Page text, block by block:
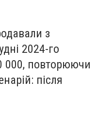
з
2024-го
000, повторюючи
після